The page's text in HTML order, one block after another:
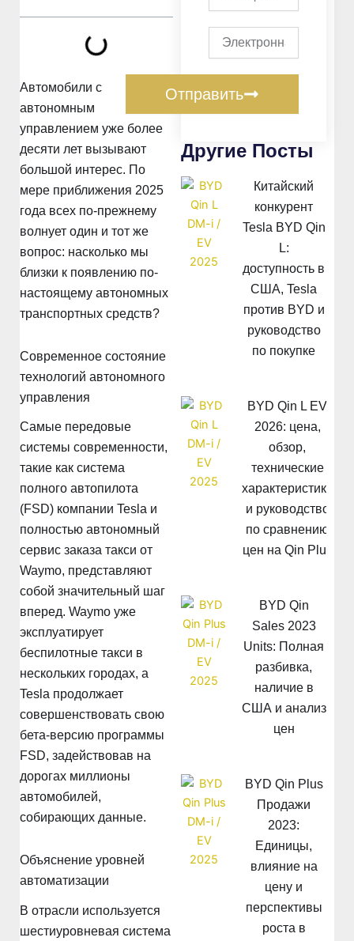
Автомобили с
автономным
управлением уже более
десяти лет вызывают
большой интерес. По
мере приближения 2025
года всех по-прежнему
волнует один и тот же
вопрос: насколько мы
близки к появлению по-
настоящему автономных
транспортных средств?
Современное состояние
технологий автономного
управления
Самые передовые
системы современности,
такие как система
полного автопилота
(FSD) компании Tesla и
полностью автономный
сервис заказа такси от
Waymo, представляют
собой значительный шаг
вперед. Waymo уже
эксплуатирует
беспилотные такси в
нескольких городах, а
Tesla продолжает
совершенствовать свою
бета-версию программы
FSD, задействовав на
дорогах миллионы
автомобилей,
собирающих данные.
Объяснение уровней
автоматизации
В отрасли используется
шестиуровневая система
почта
Отправить
Другие Посты
Китайский
конкурент
Tesla BYD Qin
L:
доступность в
США, Tesla
против BYD и
руководство
по покупке
BYD Qin L EV
2026: цена,
обзор,
технические
характеристики
и руководство
по сравнению
цен на Qin Plus
BYD Qin
Sales 2023
Units: Полная
разбивка,
наличие в
США и анализ
цен
BYD Qin Plus
Продажи
2023:
Единицы,
влияние на
цену и
перспективы
роста в